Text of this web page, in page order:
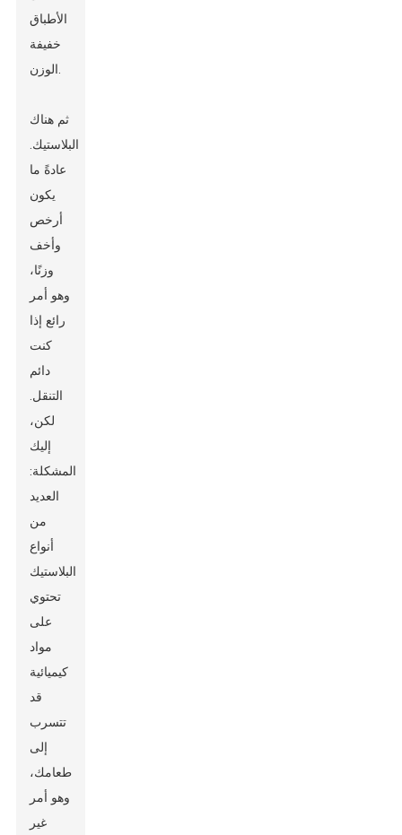
الأطباق
خفيفة
الوزن.
ثم هناك
البلاستيك.
عادةً ما
يكون
أرخص
وأخف
وزنًا،
وهو أمر
رائع إذا
كنت
دائم
التنقل.
لكن،
إليك
المشكلة:
العديد
من
أنواع
البلاستيك
تحتوي
على
مواد
كيميائية
قد
تتسرب
إلى
طعامك،
وهو أمر
غير